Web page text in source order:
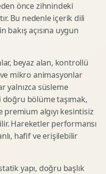
önce zihnindeki
Bu nedenle içerik dili
bakış açısına uygun
beyaz alan, kontrollü
mikro animasyonlar
yalnızca süsleme
doğru bölüme taşımak,
algıyı kesintisiz
Hareketler performansı
hafif ve erişilebilir
yapı, doğru başlık